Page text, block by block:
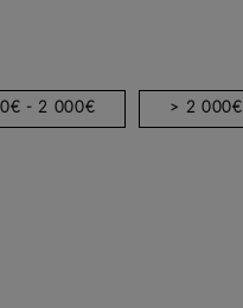
- 2 000€ > 2 000€